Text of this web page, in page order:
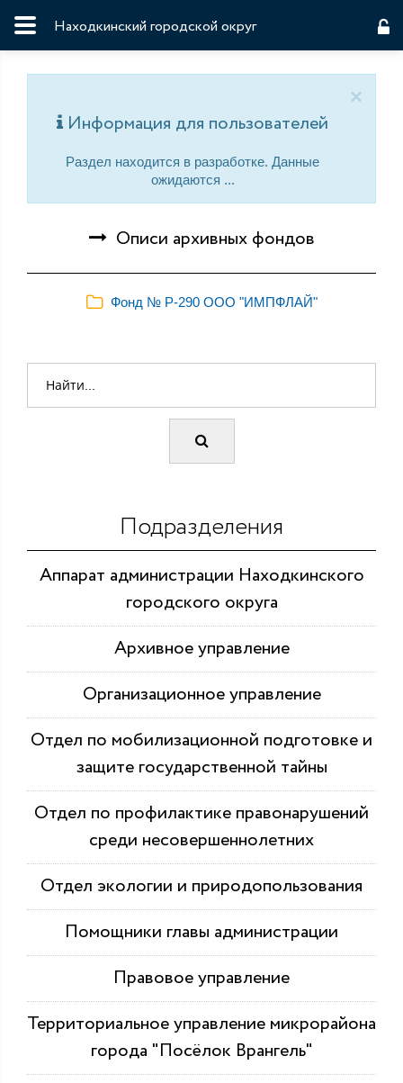
Находкинский городской округ
×
Информация для пользователей
Раздел находится в разработке. Данные
ожидаются ...
Описи архивных фондов
Фонд № Р-290 ООО "ИМПФЛАЙ"
Подразделения
Аппарат администрации Находкинского
городского округа
Архивное управление
Организационное управление
Отдел по мобилизационной подготовке и
защите государственной тайны
Отдел по профилактике правонарушений
среди несовершеннолетних
Отдел экологии и природопользования
Помощники главы администрации
Правовое управление
Территориальное управление микрорайона
города "Посёлок Врангель"